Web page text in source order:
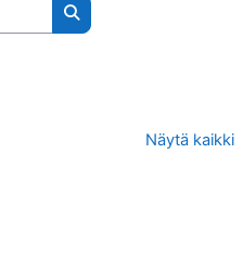
Etsi kursseja
Näytä kaikki